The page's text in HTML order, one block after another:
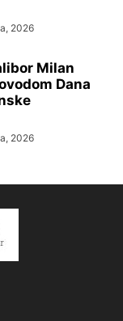
2026
Milan
Dana
2026